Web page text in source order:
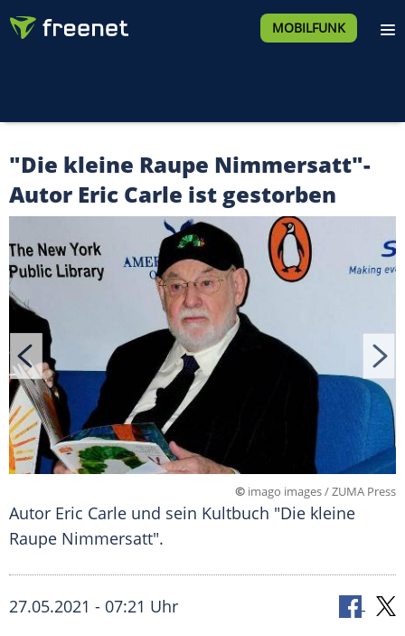
MOBILFUNK
"Die kleine Raupe Nimmersatt"-
Autor Eric Carle ist gestorben
© imago images / ZUMA Press
Autor Eric Carle und sein Kultbuch "Die kleine
Raupe Nimmersatt".
27.05.2021 - 07:21 Uhr